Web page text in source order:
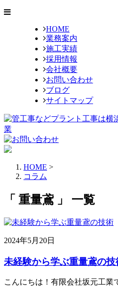
HOME
業務案内
施工実績
採用情報
会社概要
お問い合わせ
ブログ
サイトマップ
HOME >
コラム
「 重量鳶 」 一覧
2024年5月20日
未経験から学ぶ重量鳶の技
こんにちは！有限会社坂元工業